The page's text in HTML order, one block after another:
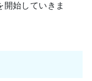
始していきま